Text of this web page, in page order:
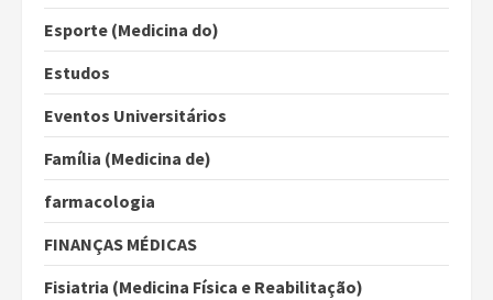
Esporte (Medicina do)
Estudos
Eventos Universitários
Família (Medicina de)
farmacologia
FINANÇAS MÉDICAS
Fisiatria (Medicina Física e Reabilitação)